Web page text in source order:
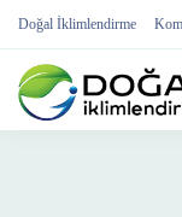
Doğal İklimlendirme